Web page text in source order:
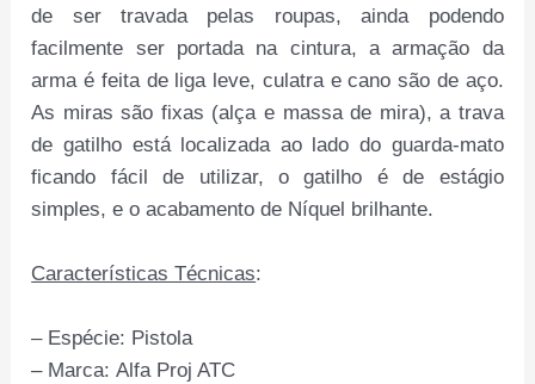
de ser travada pelas roupas, ainda podendo
facilmente ser portada na cintura, a armação da
arma é feita de liga leve, culatra e cano são de aço.
As miras são fixas (alça e massa de mira), a trava
de gatilho está localizada ao lado do guarda-mato
ficando fácil de utilizar, o gatilho é de estágio
simples, e o acabamento de Níquel brilhante.
Características Técnicas:
– Espécie: Pistola
– Marca: Alfa Proj ATC